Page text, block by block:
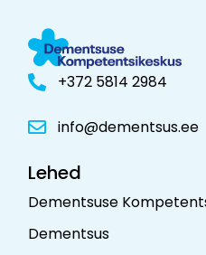
+372 5814 2984
info@dementsus.ee
Lehed
Dementsuse
Dementsus